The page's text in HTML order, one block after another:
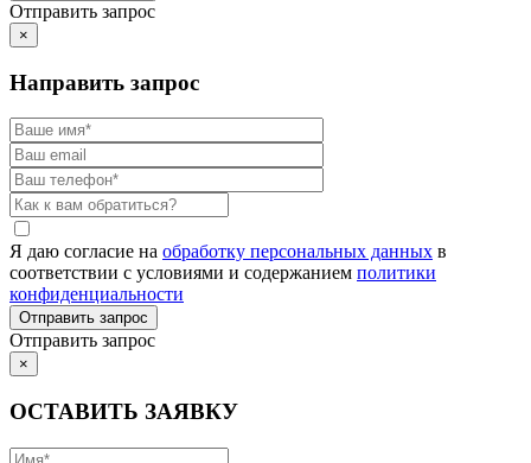
Отправить запрос
×
Направить запрос
Я даю согласие на обработку персональных данных в
соответствии с условиями и содержанием политики
конфиденциальности
Отправить запрос
×
ОСТАВИТЬ ЗАЯВКУ